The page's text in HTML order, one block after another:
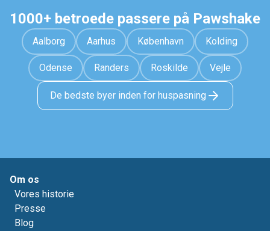
1000+ betroede passere på Pawshake
Aalborg Aarhus København Kolding
Odense Randers Roskilde Vejle
De bedste byer inden for huspasning
Om os
Vores historie
Presse
Blog